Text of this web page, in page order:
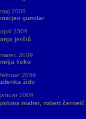
maj 2009
marjan gumilar
april 2009
anja jerčič
marec 2009
mitja ficko
februar 2009
zdenka žido
januar 2009
polona maher, robert černelč